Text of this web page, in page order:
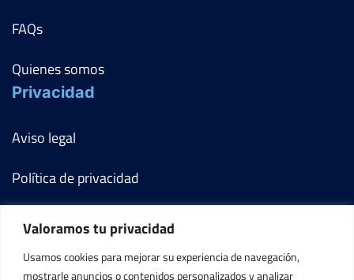
Valoramos tu privacidad
Usamos cookies para mejorar su experiencia de navegación,
mostrarle anuncios o contenidos personalizados y analizar
FAQs
Quienes somos
Privacidad
Aviso legal
Política de privacidad
Política de cookies
Términos y condiciones